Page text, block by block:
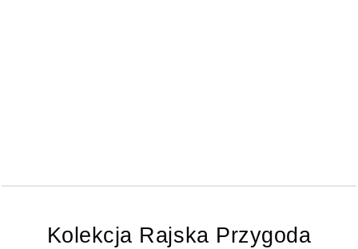
Kolekcja Rajska Przygoda